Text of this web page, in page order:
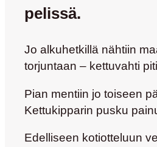
pelissä.
Jo alkuhetkillä nähtiin
torjuntaan – kettuvahti
Pian mentiin jo toiseen
Kettukipparin pusku
Edelliseen kotiotteluun